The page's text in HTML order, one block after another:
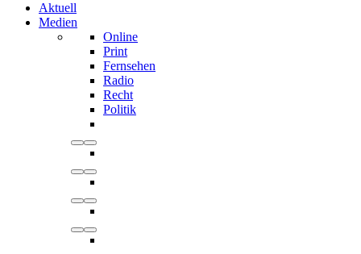
Aktuell
Medien
Online
Print
Fernsehen
Radio
Recht
Politik